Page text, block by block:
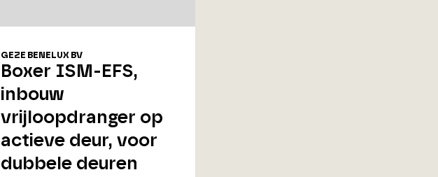
GEZE BENELUX BV
Boxer ISM-EFS,
inbouw
vrijloopdranger op
actieve deur, voor
dubbele deuren